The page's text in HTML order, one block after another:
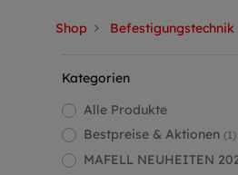
Shop Befestigungstechnik
Kategorien
Alle Produkte
Bestpreise & Aktionen (1)
MAFELL NEUHEITEN